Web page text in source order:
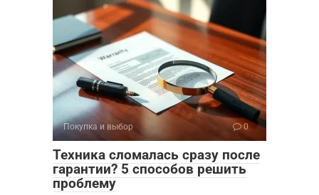
Покупка и выбор 0
Техника сломалась сразу после
гарантии? 5 способов решить
проблему